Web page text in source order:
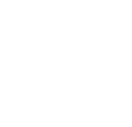
novou!